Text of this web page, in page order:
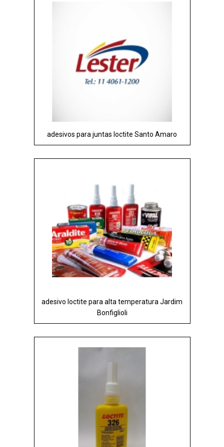
adesivos para juntas loctite Santo Amaro
adesivo loctite para alta temperatura Jardim
Bonfiglioli